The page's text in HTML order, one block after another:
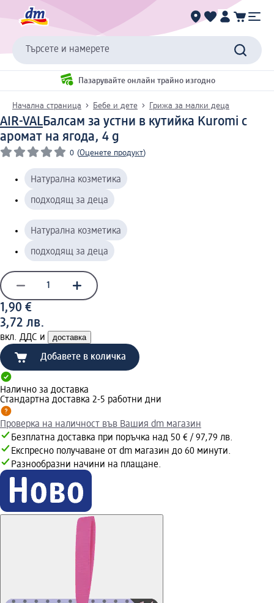
Търсете и намерете
Пазарувайте онлайн трайно изгодно
Начална страница Бебе и дете Грижа за малки деца
AIR-VALБалсам за устни в кутийка Kuromi с
аромат на ягода, 4 g
0 (Оценете продукт)
Натурална козметика
подходящ за деца
Натурална козметика
подходящ за деца
1,90 €
3,72 лв.
вкл. ДДС и доставка
Добавете в количка
Налично за доставка
Стандартна доставка 2-5 работни дни
Проверка на наличност във Вашия dm магазин
Безплатна доставка при поръчка над 50 € / 97,79 лв.
Експресно получаване от dm магазин до 60 минути.
Разнообразни начини на плащане.